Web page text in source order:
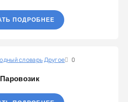
ПОДРОБНЕЕ
словарьДругое 0
Паровозик